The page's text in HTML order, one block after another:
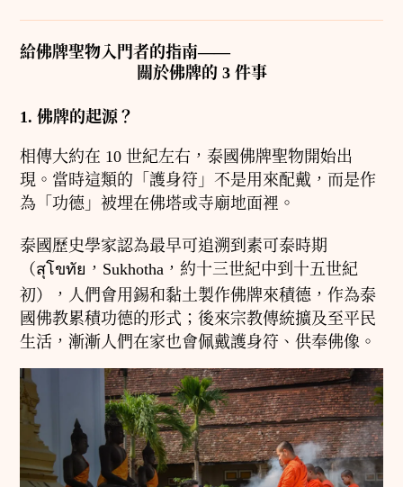
給佛牌聖物入門者的指南——
關於佛牌的 3 件事
1. 佛牌的起源？
相傳大約在 10 世紀左右，泰國佛牌聖物開始出
現。當時這類的「護身符」不是用來配戴，而是作
為「功德」被埋在佛塔或寺廟地面裡。
泰國歷史學家認為最早可追溯到素可泰時期
（สุโขทัย，Sukhotha，約十三世紀中到十五世紀
初），人們會用錫和黏土製作佛牌來積德，作為泰
國佛教累積功德的形式；後來宗教傳統擴及至平民
生活，漸漸人們在家也會佩戴護身符、供奉佛像。